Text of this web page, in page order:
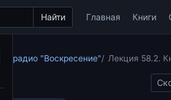
Найти Главная Книги
радио "Воскресение" Лекция 58.2.